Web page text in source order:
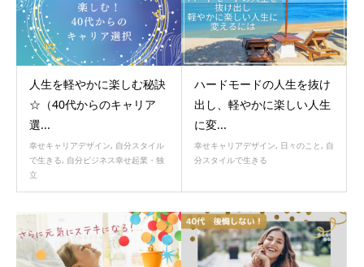
人生を軽やかに楽しむ秘訣
☆（40代からのキャリア
選...
幸せキャリアデザイン, 自分スタイル
で生きる, 自分ビジネス幸せ起業・独
立
ハードモードの人生を抜け
出し、軽やかに楽しい人生
に変...
幸せキャリアデザイン, 日々のこと, 自
分スタイルで生きる